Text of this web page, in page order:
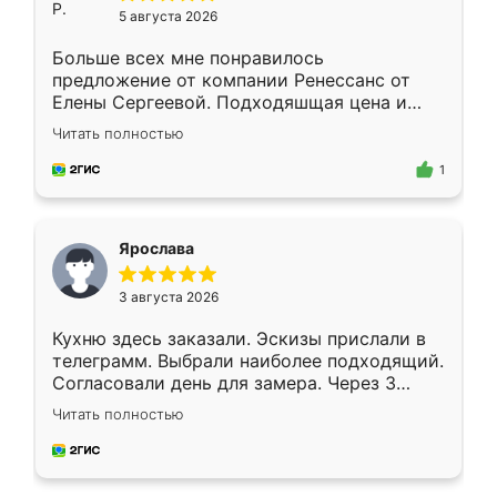
5 августа 2026
Больше всех мне понравилось
предложение от компании Ренессанс от
Елены Сергеевой. Подходяшщая цена и
короткие сроки изготовления. Приехавший
для замера сотрудник Владислав
предложил по моему эскизу самый
Читать полностью
1
Ярослава
3 августа 2026
Кухню здесь заказали. Эскизы прислали в
телеграмм. Выбрали наиболее подходящий.
Согласовали день для замера. Через 3
недели кухня была уже готова. Остались
довольны работой. Спасибо Ренессанс
мебель за качественную работу!
Читать полностью